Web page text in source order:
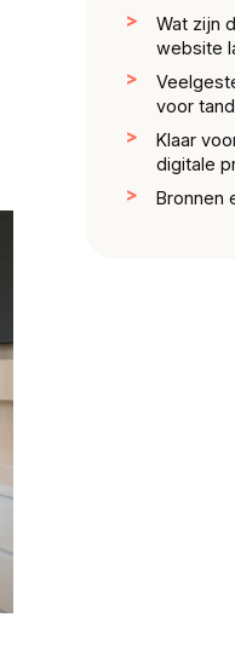
Wat zijn
website
voor
Klaar
digitale
Bronnen